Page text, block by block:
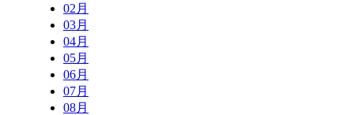
02月
03月
04月
05月
06月
07月
08月